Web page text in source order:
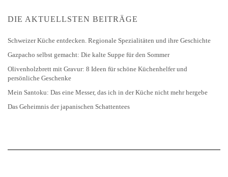
DIE AKTUELLSTEN BEITRÄGE
Schweizer Küche entdecken. Regionale Spezialitäten und ihre Geschichte
Gazpacho selbst gemacht: Die kalte Suppe für den Sommer
Olivenholzbrett mit Gravur: 8 Ideen für schöne Küchenhelfer und
persönliche Geschenke
Mein Santoku: Das eine Messer, das ich in der Küche nicht mehr hergebe
Das Geheimnis der japanischen Schattentees